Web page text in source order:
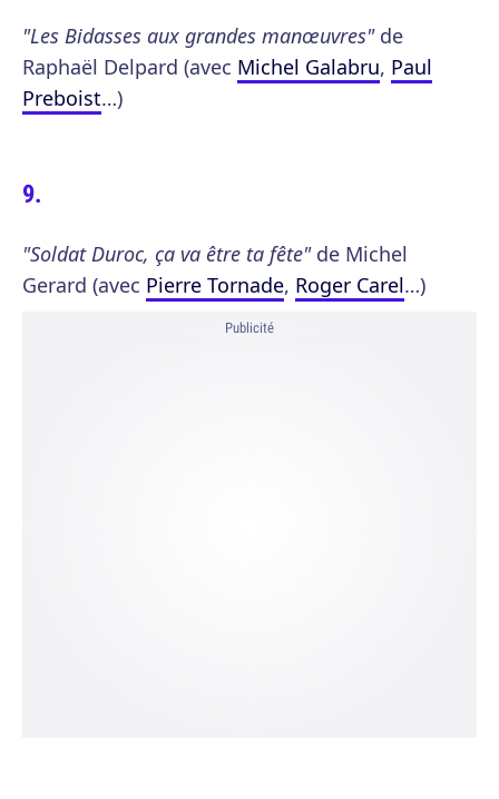
"Les Bidasses aux grandes manœuvres"de
Raphaël Delpard (avec Michel Galabru, Paul
Preboist…)
"Soldat Duroc, ça va être ta fête"de Michel
Gerard (avec Pierre Tornade, Roger Carel…)
Publicité